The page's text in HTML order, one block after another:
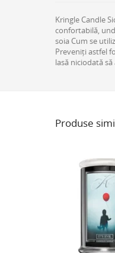
Kringle Candle
confortabilă,
soia Cum se
Preveniți astfel
lasă niciodată
Produse